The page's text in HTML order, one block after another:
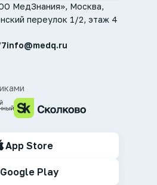
МедЗнания», Москва,
переулок 1/2, этаж 4
info@medq.ru
App Store
Google Play